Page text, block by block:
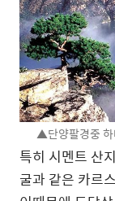
▲단양팔경중 하
특히 시멘트 산
굴과 같은 카르